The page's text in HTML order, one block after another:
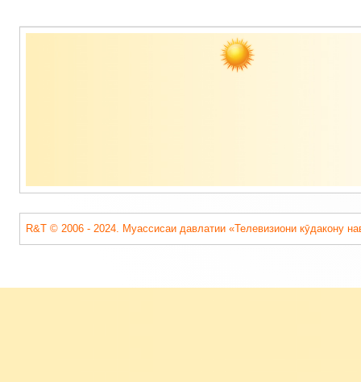
Содержимое
R&T © 2006 - 2024. Муассисаи давлатии «Телевизиони кӯдакону